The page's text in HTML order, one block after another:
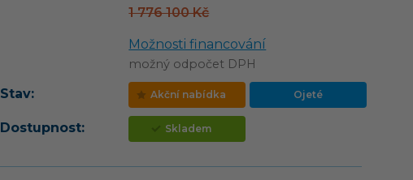
1 776 100 Kč
Možnosti financování
možný odpočet DPH
Stav: Akční nabídka Ojeté
Dostupnost: Skladem